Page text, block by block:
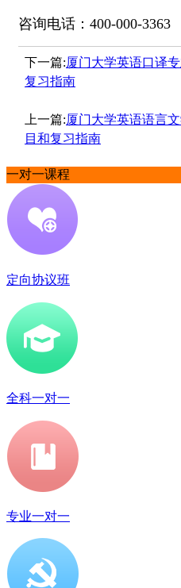
咨询电话：400-000-3363
下一篇:厦门大学英语口译
复习指南
上一篇:厦门大学英语语言
目和复习指南
一对一课程
定向协议班
全科一对一
专业一对一